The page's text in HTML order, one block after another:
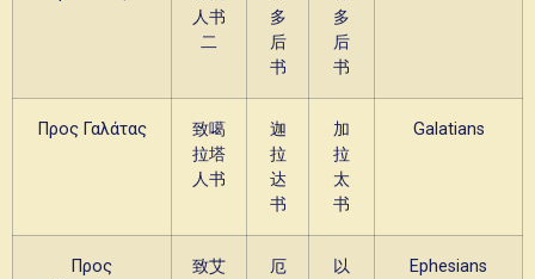
人书
二
多
后
书
多
后
书
Προς Γαλάτας
致噶
拉塔
人书
迦
拉
达
书
加
拉
太
书
Galatians
Προς
致艾
厄
以
Ephesians